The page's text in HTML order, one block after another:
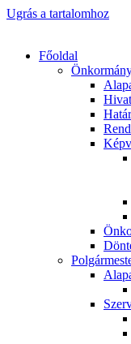
Ugrás a tartalomhoz
Főoldal